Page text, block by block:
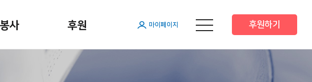
사 후원
정기후원
메뉴 열기
마이페이지 후원하기